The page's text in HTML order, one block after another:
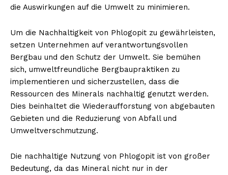
die Auswirkungen auf die Umwelt zu minimieren.
Um die Nachhaltigkeit von Phlogopit zu gewährleisten,
setzen Unternehmen auf verantwortungsvollen
Bergbau und den Schutz der Umwelt. Sie bemühen
sich, umweltfreundliche Bergbaupraktiken zu
implementieren und sicherzustellen, dass die
Ressourcen des Minerals nachhaltig genutzt werden.
Dies beinhaltet die Wiederaufforstung von abgebauten
Gebieten und die Reduzierung von Abfall und
Umweltverschmutzung.
Die nachhaltige Nutzung von Phlogopit ist von großer
Bedeutung, da das Mineral nicht nur in der